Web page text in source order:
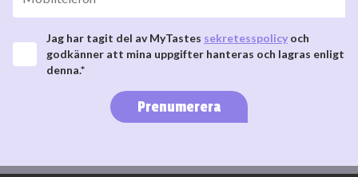
Jag har tagit del av MyTastes sekretesspolicy och
godkänner att mina uppgifter hanteras och lagras enligt
denna.*
Prenumerera